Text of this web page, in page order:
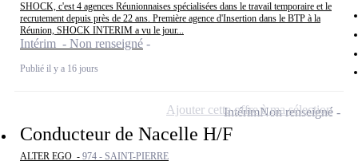
SHOCK, c'est 4 agences Réunionnaises spécialisées dans le travail temporaire et le
recrutement depuis près de 22 ans. Première agence d'Insertion dans le BTP à la
Réunion, SHOCK INTERIM a vu le jour...
Intérim - Non renseigné
Publié il y a 16 jours
Conducteur de Nacelle H/F
ALTER EGO - 974 - SAINT-PIERRE
IntérimNon renseigné
Ajouter cette offre à ma sélection